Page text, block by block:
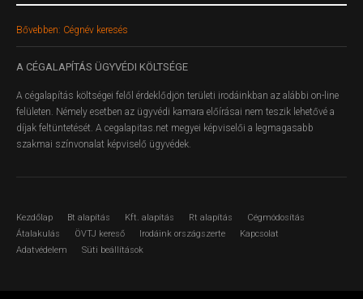
Bővebben: Cégnév keresés
A CÉGALAPÍTÁS ÜGYVÉDI KÖLTSÉGE
A cégalapítás költségei felől érdeklődjön területi irodáinkban az alábbi on-line
felületen. Némely esetben az ügyvédi kamara előírásai nem teszik lehetővé a
díjak feltüntetését. A cegalapitas.net megyei képviselői a legmagasabb
szakmai színvonalat képviselő ügyvédek.
Kezdőlap Bt alapítás Kft. alapítás Rt alapítás
Cégmódosítás
Átalakulás
ÖVTJ kereső Irodáink országszerte
Kapcsolat
Adatvédelem
Süti beállítások